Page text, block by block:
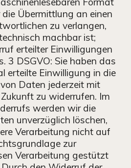
Übermittlung an einen
zu verlangen,
machbar ist;
erteilter Einwilligungen
3 DSGVO: Sie haben das
erteilte Einwilligung in die
Daten jederzeit mit
zu widerrufen. Im
werden wir die
unverzüglich löschen,
Verarbeitung nicht auf
zur
Verarbeitung gestützt